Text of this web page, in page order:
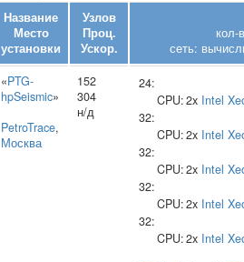
Название
Место
установки
Узлов
Проц.
Ускор.
кол-
сеть:
«PTG-
hpSeismic»
PetroTrace,
Москва
152
304
н/д
24:
CPU:2x Intel
32:
CPU:2x Intel
32:
CPU:2x Intel
32:
CPU:2x Intel
32:
CPU:2x Intel